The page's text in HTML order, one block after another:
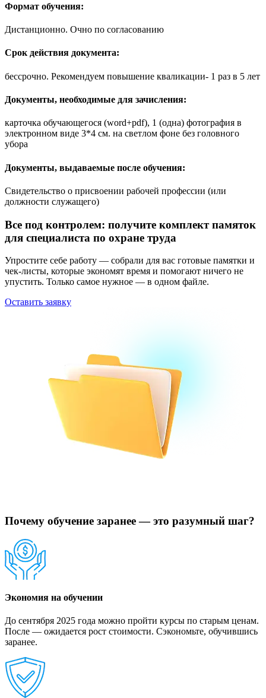
Формат обучения:
Дистанционно. Очно по согласованию
Срок действия документа:
бессрочно. Рекомендуем повышение кваликации- 1 раз в 5 лет
Документы, необходимые для зачисления:
карточка обучающегося (word+pdf), 1 (одна) фотография в
электронном виде 3*4 см. на светлом фоне без головного
убора
Документы, выдаваемые после обучения:
Свидетельство о присвоении рабочей профессии (или
должности служащего)
Все под контролем: получите комплект памяток
для специалиста по охране труда
Упростите себе работу — собрали для вас готовые памятки и
чек-листы, которые экономят время и помогают ничего не
упустить. Только самое нужное — в одном файле.
Оставить заявку
Почему обучение заранее — это разумный шаг?
Экономия на обучении
До сентября 2025 года можно пройти курсы по старым ценам.
После — ожидается рост стоимости. Сэкономьте, обучившись
заранее.